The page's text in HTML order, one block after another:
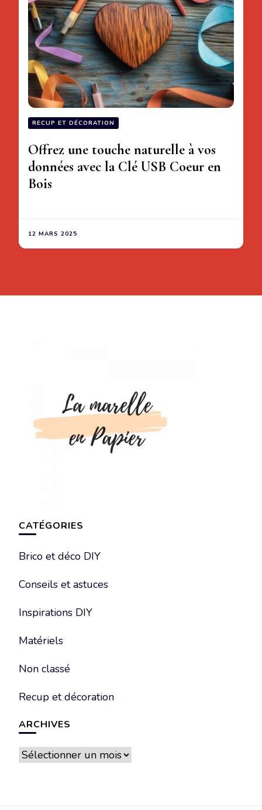
RECUP ET DÉCORATION
Offrez une touche naturelle à vos
données avec la Clé USB Coeur en
Bois
12 MARS 2025
CATÉGORIES
Brico et déco DIY
Conseils et astuces
Inspirations DIY
Matériels
Non classé
Recup et décoration
ARCHIVES
Archives